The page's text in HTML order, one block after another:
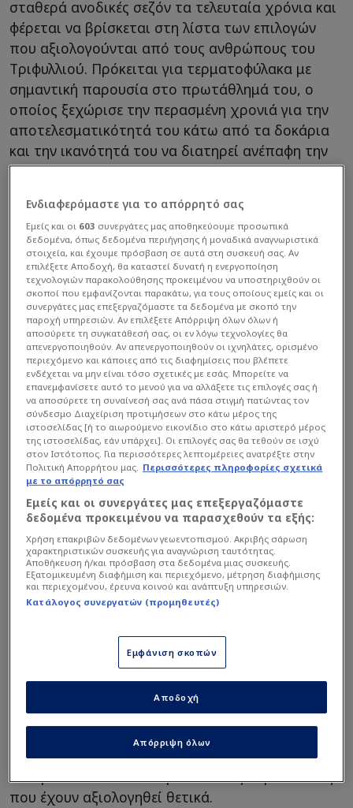
σταθερά ανοδικές σεζόν τα τελευταία χρόνια και
φέρεται να βρίσκεται στη λίστα των επιλογών
που αξιολογούνται από τους ανθρώπους του
Tριφυλλιού. Πρόκειται για τερματοφύλακα με
σημαντική παρουσία στο πρωτάθλημά του, ο
οποίος ξεχώρισε την περασμένη χρονιά για την
αποτελεσματικότητά του κάτω από τα δοκάρια
και την ικανότητά του να διατηρεί ανέπαφη την
εστία του.
Οι πληροφορίες αναφέρουν ότι στο στρατόπεδο
του Παναθηναϊκού εξετάζονται διαφορετικές
λύσεις για τη συγκεκριμένη θέση, με τον
Μπορίσκο να αποτελεί μία από τις περιπτώσεις
που έχουν αξιολογηθεί θετικά.
Ενδιαφερόμαστε για το απόρρητό σας
Εμείς και οι 603 συνεργάτες μας αποθηκεύουμε προσωπικά
δεδομένα, όπως δεδομένα περιήγησης ή μοναδικά αναγνωριστικά
στοιχεία, και έχουμε πρόσβαση σε αυτά στη συσκευή σας. Αν
επιλέξετε Αποδοχή, θα καταστεί δυνατή η ενεργοποίηση
τεχνολογιών παρακολούθησης προκειμένου να υποστηριχθούν οι
σκοποί που εμφανίζονται παρακάτω, για τους οποίους εμείς και οι
συνεργάτες μας επεξεργαζόμαστε τα δεδομένα με σκοπό την
παροχή υπηρεσιών. Αν επιλέξετε Απόρριψη όλων όλων ή
αποσύρετε τη συγκατάθεσή σας, οι εν λόγω τεχνολογίες θα
απενεργοποιηθούν. Αν απενεργοποιηθούν οι ιχνηλάτες, ορισμένο
περιεχόμενο και κάποιες από τις διαφημίσεις που βλέπετε
ενδέχεται να μην είναι τόσο σχετικές με εσάς. Μπορείτε να
επανεμφανίσετε αυτό το μενού για να αλλάξετε τις επιλογές σας ή
να αποσύρετε τη συναίνεσή σας ανά πάσα στιγμή πατώντας τον
σύνδεσμο Διαχείριση προτιμήσεων στο κάτω μέρος της
ιστοσελίδας [ή το αιωρούμενο εικονίδιο στο κάτω αριστερό μέρος
της ιστοσελίδας, εάν υπάρχει]. Οι επιλογές σας θα τεθούν σε ισχύ
στον Ιστότοπος. Για περισσότερες λεπτομέρειες ανατρέξτε στην
Πολιτική Απορρήτου μας. Περισσότερες πληροφορίες σχετικά
με το απόρρητό σας
Εμείς και οι συνεργάτες μας επεξεργαζόμαστε
δεδομένα προκειμένου να παρασχεθούν τα εξής:
Χρήση επακριβών δεδομένων γεωεντοπισμού. Ακριβής σάρωση
χαρακτηριστικών συσκευής για αναγνώριση ταυτότητας.
Αποθήκευση ή/και πρόσβαση στα δεδομένα μιας συσκευής.
Εξατομικευμένη διαφήμιση και περιεχόμενο, μέτρηση διαφήμισης
και περιεχομένου, έρευνα κοινού και ανάπτυξη υπηρεσιών.
Κατάλογος συνεργατών (προμηθευτές)
Εμφάνιση σκοπών
Απόρριψη όλων
Αποδοχή